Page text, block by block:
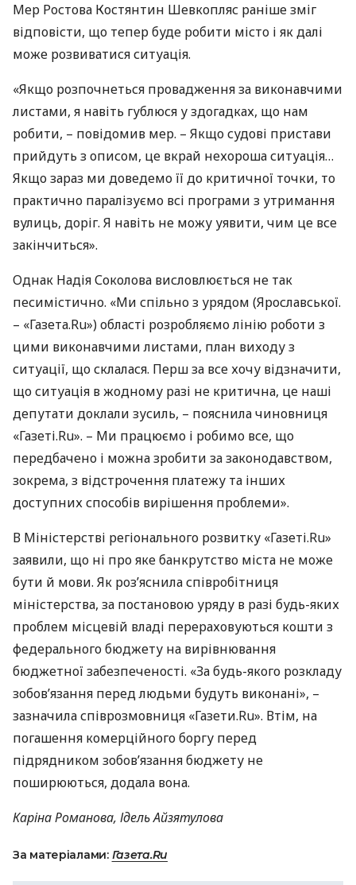
Мер Ростова Костянтин Шевкопляс раніше зміг
відповісти, що тепер буде робити місто і як далі
може розвиватися ситуація.
«Якщо розпочнеться провадження за виконавчими
листами, я навіть гублюся у здогадках, що нам
робити, – повідомив мер. – Якщо судові пристави
прийдуть з описом, це вкрай нехороша ситуація…
Якщо зараз ми доведемо її до критичної точки, то
практично паралізуємо всі програми з утримання
вулиць, доріг. Я навіть не можу уявити, чим це все
закінчиться».
Однак Надія Соколова висловлюється не так
песимістично. «Ми спільно з урядом (Ярославської.
– «Газета.Ru») області розробляємо лінію роботи з
цими виконавчими листами, план виходу з
ситуації, що склалася. Перш за все хочу відзначити,
що ситуація в жодному разі не критична, це наші
депутати доклали зусиль, – пояснила чиновниця
«Газеті.Ru». – Ми працюємо і робимо все, що
передбачено і можна зробити за законодавством,
зокрема, з відстрочення платежу та інших
доступних способів вирішення проблеми».
В Міністерстві регіонального розвитку «Газеті.Ru»
заявили, що ні про яке банкрутство міста не може
бути й мови. Як роз’яснила співробітниця
міністерства, за постановою уряду в разі будь-яких
проблем місцевій владі перераховуються кошти з
федерального бюджету на вирівнювання
бюджетної забезпеченості. «За будь-якого розкладу
зобов’язання перед людьми будуть виконані», –
зазначила співрозмовниця «Газети.Ru». Втім, на
погашення комерційного боргу перед
підрядником зобов’язання бюджету не
поширюються, додала вона.
Каріна Романова, Ідель Айзятулова
За матеріалами: Газета.Ru